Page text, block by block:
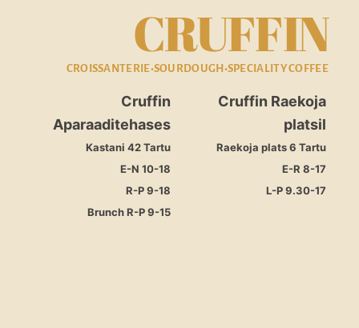
CRUFFIN
CROISSANTERIE•SOURDOUGH•SPECIALITY COFFEE
Cruffin
Aparaaditehases
Kastani 42 Tartu
E-N 10-18
R-P 9-18
Brunch R-P 9-15
Cruffin Raekoja
platsil
Raekoja plats 6 Tartu
E-R 8-17
L-P 9.30-17